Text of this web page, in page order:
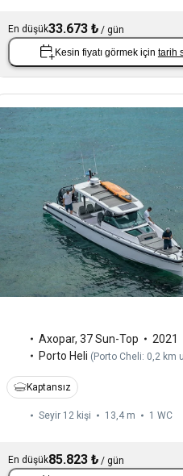
En düşük33.673 ₺ / gün
Kesin fiyatı görmek için tarih
Axopar, 37 Sun-Top
2021
Porto Heli (Porto Cheli: 0,2 km
Kaptansız
Seyir 12 kişi 13,4 m 1 WC
En düşük85.823 ₺ / gün